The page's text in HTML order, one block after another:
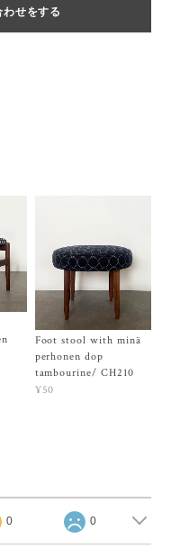
せをする
Foot stool with minä
perhonen dop
tambourine/ CH210
¥50
0 0